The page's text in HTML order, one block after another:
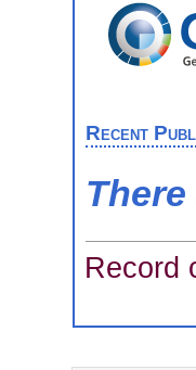
Recent
Record